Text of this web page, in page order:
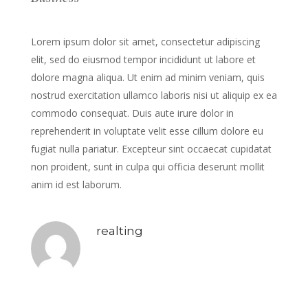
Lorem ipsum dolor sit amet, consectetur adipiscing
elit, sed do eiusmod tempor incididunt ut labore et
dolore magna aliqua. Ut enim ad minim veniam, quis
nostrud exercitation ullamco laboris nisi ut aliquip ex ea
commodo consequat. Duis aute irure dolor in
reprehenderit in voluptate velit esse cillum dolore eu
fugiat nulla pariatur. Excepteur sint occaecat cupidatat
non proident, sunt in culpa qui officia deserunt mollit
anim id est laborum.
realting